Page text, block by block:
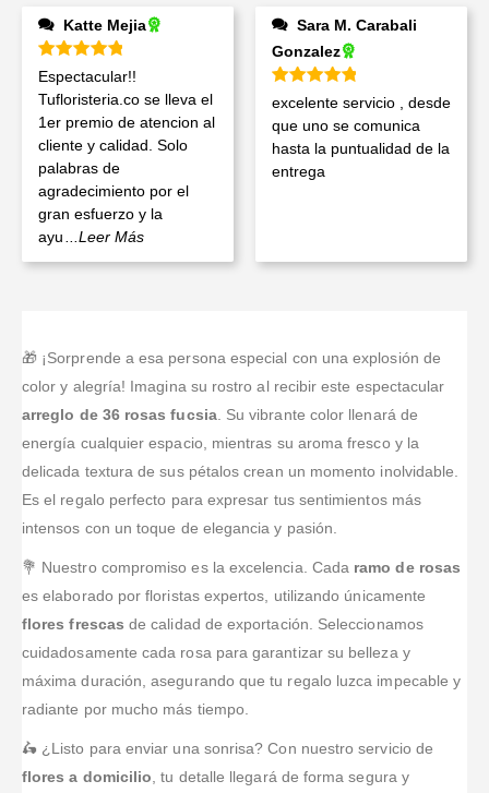
Katte Mejia
Valorado en
Espectacular!!
Tufloristeria.co se lleva el
1er premio de atencion al
cliente y calidad. Solo
palabras de
agradecimiento por el
gran esfuerzo y la
ayu
...Leer Más
Gonzalez
Valorado en 5de 5
excelente servicio , desde
que uno se comunica
hasta la puntualidad de la
entrega
🎁 ¡Sorprende a esa persona especial con una explosión de
color y alegría! Imagina su rostro al recibir este espectacular
arreglo de 36 rosas fucsia. Su vibrante color llenará de
energía cualquier espacio, mientras su aroma fresco y la
delicada textura de sus pétalos crean un momento inolvidable.
Es el regalo perfecto para expresar tus sentimientos más
intensos con un toque de elegancia y pasión.
💐 Nuestro compromiso es la excelencia. Cada ramo de rosas
es elaborado por floristas expertos, utilizando únicamente
flores frescas de calidad de exportación. Seleccionamos
cuidadosamente cada rosa para garantizar su belleza y
máxima duración, asegurando que tu regalo luzca impecable y
radiante por mucho más tiempo.
🛵 ¿Listo para enviar una sonrisa? Con nuestro servicio de
flores a domicilio , tu detalle llegará de forma segura y